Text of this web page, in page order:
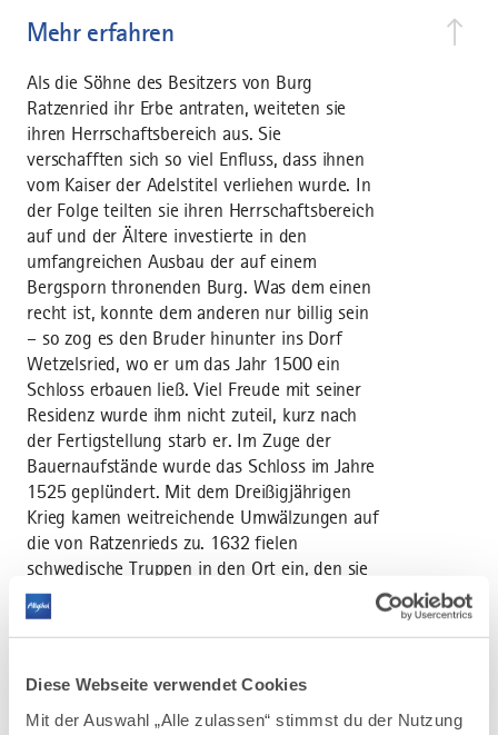
Diese Webseite verwendet Cookies
Mit der Auswahl „Alle zulassen“ stimmst du der Nutzung
Mehr erfahren
Als die Söhne des Besitzers von Burg
Ratzenried ihr Erbe antraten, weiteten sie
ihren Herrschaftsbereich aus. Sie
verschafften sich so viel Enfluss, dass ihnen
vom Kaiser der Adelstitel verliehen wurde. In
der Folge teilten sie ihren Herrschaftsbereich
auf und der Ältere investierte in den
umfangreichen Ausbau der auf einem
Bergsporn thronenden Burg. Was dem einen
recht ist, konnte dem anderen nur billig sein
– so zog es den Bruder hinunter ins Dorf
Wetzelsried, wo er um das Jahr 1500 ein
Schloss erbauen ließ. Viel Freude mit seiner
Residenz wurde ihm nicht zuteil, kurz nach
der Fertigstellung starb er. Im Zuge der
Bauernaufstände wurde das Schloss im Jahre
1525 geplündert. Mit dem Dreißigjährigen
Krieg kamen weitreichende Umwälzungen auf
die von Ratzenrieds zu. 1632 fielen
schwedische Truppen in den Ort ein, den sie
zusammen mit Burg und Schloss zerstörten.
Die Burg wurde ihrem Schicksal überlassen
und diente als Steinbruch für den
Fertigstellung und dem Wiederaufbau des
Dorfes ging dessen Namensänderung von